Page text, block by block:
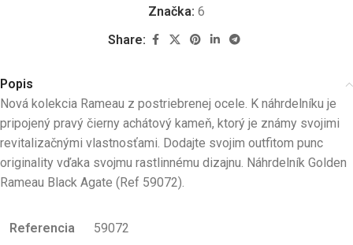
Značka: 6
Share:
Popis
Nová kolekcia Rameau z postriebrenej ocele. K náhrdelníku je
pripojený pravý čierny achátový kameň, ktorý je známy svojimi
revitalizačnými vlastnosťami. Dodajte svojim outfitom punc
originality vďaka svojmu rastlinnému dizajnu. Náhrdelník Golden
Rameau Black Agate (Ref 59072).
Referencia 59072